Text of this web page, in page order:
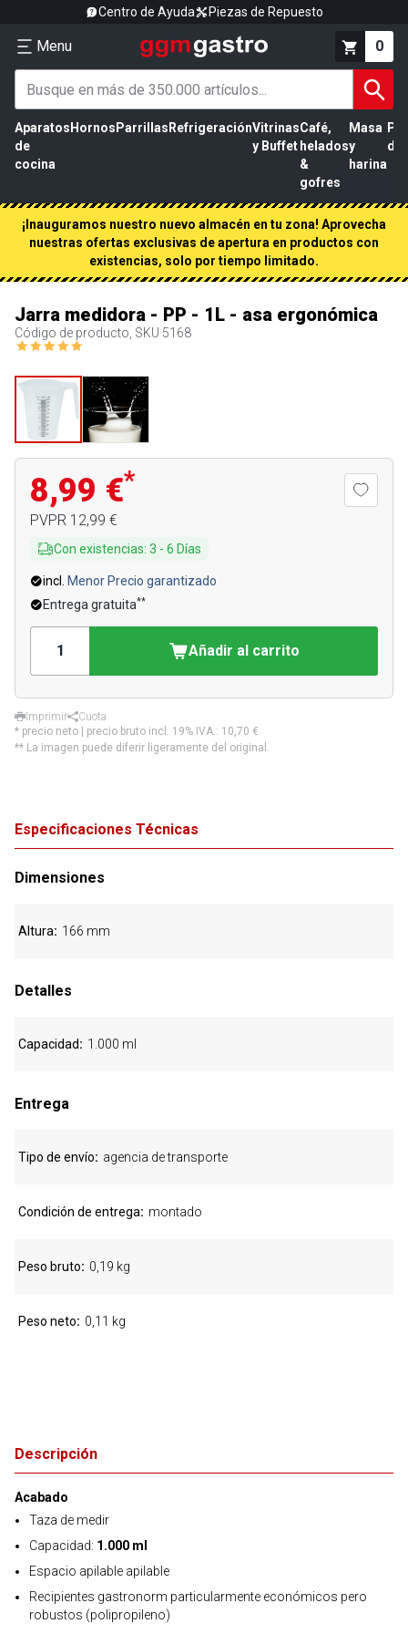
Centro de Ayuda Piezas de Repuesto
Menu 0
Aparatos
de
cocina
Hornos Parrillas RefrigeraciónVitrinas
y Buffet
Café,
helados
&
gofres
Masa
y
harina
de
¡Inauguramos nuestro nuevo almacén en tu zona! Aprovecha
nuestras ofertas exclusivas de apertura en productos con
existencias, solo por tiempo limitado.
Jarra medidora - PP - 1L - asa ergonómica
Código de producto, SKU 5168
8,99 €*
PVPR 12,99 €
Con existencias: 3 - 6 Días
incl.
Menor Precio garantizado
Entrega gratuita**
Añadir al carrito
Imprimir
Cuota
* precio neto | precio bruto incl. 19% IVA.: 10,70 €
** La imagen puede diferir ligeramente del original.
Descripción
Acabado
Taza de medir
Capacidad: 1.000 ml
Espacio apilable apilable
Recipientes gastronorm particularmente económicos pero
robustos (polipropileno)
Especificaciones Técnicas
Dimensiones
Altura 166 mm
Detalles
Capacidad 1.000 ml
Entrega
Tipo de envío agencia de transporte
Condición de entrega montado
Peso bruto 0,19 kg
Peso neto 0,11 kg